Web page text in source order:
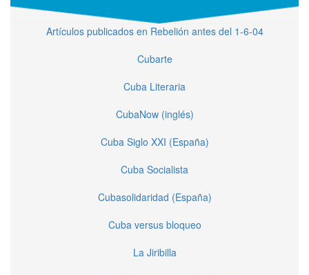
Artículos publicados en Rebelión antes del 1-6-04
Cubarte
Cuba Literaria
CubaNow (inglés)
Cuba Siglo XXI (España)
Cuba Socialista
Cubasolidaridad (España)
Cuba versus bloqueo
La Jiribilla